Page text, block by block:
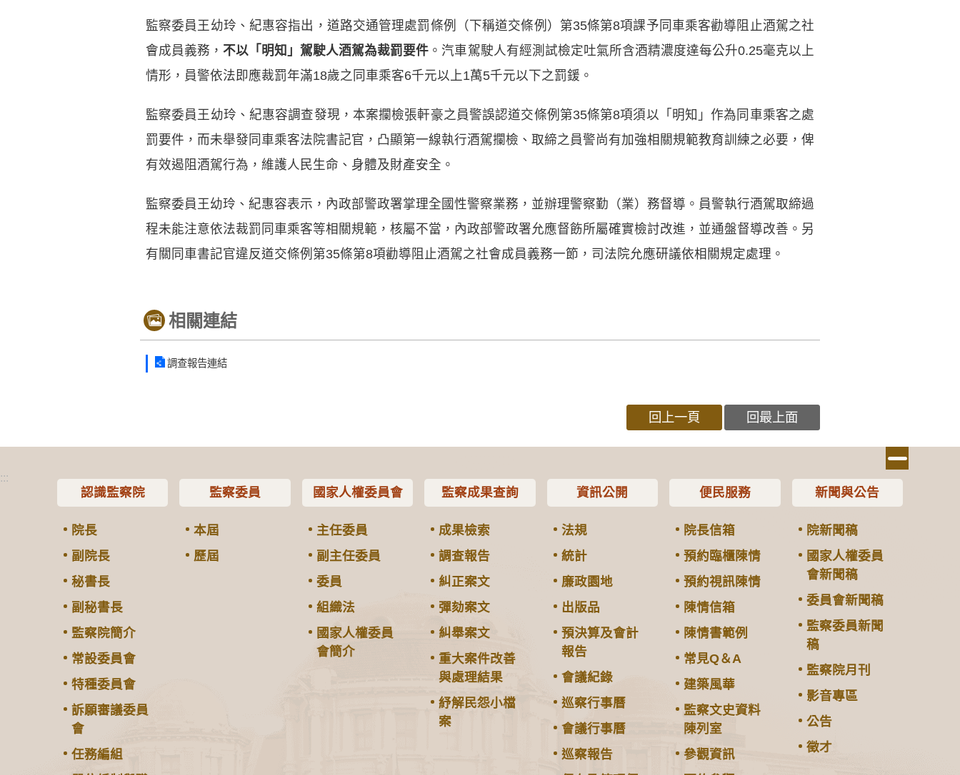
監察委員王幼玲、紀惠容指出，道路交通管理處罰條例（下稱道交條例）第35條第8項課予同車乘客勸導阻止酒駕之社
會成員義務， 不以「明知」駕駛人酒駕為裁罰要件 。汽車駕駛人有經測試檢定吐氣所含酒精濃度達每公升0.25毫克以上
情形，員警依法即應裁罰年滿18歲之同車乘客6千元以上1萬5千元以下之罰鍰。
監察委員王幼玲、紀惠容調查發現，本案攔檢張軒豪之員警誤認道交條例第35條第8項須以「明知」作為同車乘客之處
罰要件，而未舉發同車乘客法院書記官，凸顯第一線執行酒駕攔檢、取締之員警尚有加強相關規範教育訓練之必要，俾
有效遏阻酒駕行為，維護人民生命、身體及財產安全。
監察委員王幼玲、紀惠容表示，內政部警政署掌理全國性警察業務，並辦理警察勤（業）務督導。員警執行酒駕取締過
程未能注意依法裁罰同車乘客等相關規範，核屬不當，內政部警政署允應督飭所屬確實檢討改進，並通盤督導改善。另
有關同車書記官違反道交條例第35條第8項勸導阻止酒駕之社會成員義務一節，司法院允應研議依相關規定處理。
相關連結
調查報告連結
回上一頁 回最上面
:::
認識監察院
院長
副院長
秘書長
副秘書長
監察院簡介
常設委員會
特種委員會
訴願審議委員
會
任務編組
監察委員
本屆
歷屆
國家人權委員會
主任委員
副主任委員
委員
組織法
國家人權委員
會簡介
監察成果查詢
成果檢索
調查報告
糾正案文
彈劾案文
糾舉案文
重大案件改善
與處理結果
紓解民怨小檔
案
資訊公開
法規
統計
廉政園地
出版品
預決算及會計
報告
會議紀錄
巡察行事曆
會議行事曆
巡察報告
便民服務
院長信箱
預約臨櫃陳情
預約視訊陳情
陳情信箱
陳情書範例
常見Q＆A
建築風華
監察文史資料
陳列室
參觀資訊
新聞與公告
院新聞稿
國家人權委員
會新聞稿
委員會新聞稿
監察委員新聞
稿
監察院月刊
影音專區
公告
徵才